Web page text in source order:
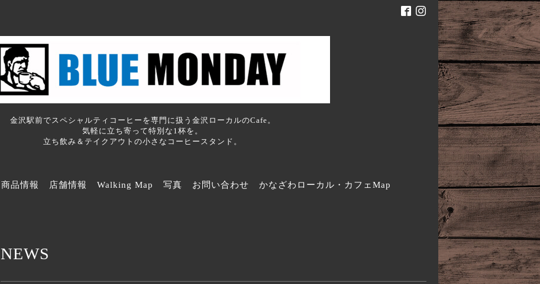
金沢駅前でスペシャルティコーヒーを専門に扱う金沢ローカルのCafe。
気軽に立ち寄って特別な1杯を。
立ち飲み＆テイクアウトの小さなコーヒースタンド。
商品情報 店舗情報 Walking Map 写真 お問い合わせ かなざわローカル・カフェMap
NEWS